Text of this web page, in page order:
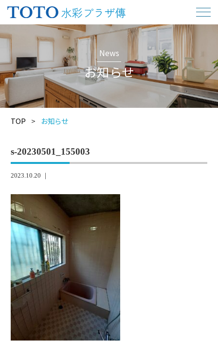
News
お知らせ
TOP > お知らせ
s-20230501_155003
2023.10.20 ｜